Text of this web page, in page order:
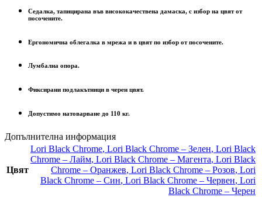
Седалка, тапицирана във висококачествена дамаска, с избор на цвят от
посочените.
Ергономична облегалка в мрежа и в цвят по избор от посочените.
Лумбална опора.
Фиксирани подлакътници в черен цвят.
Допустимо натоварване до 110 кг.
Допълнителна информация
Цвят
Lori Black Chrome, Lori Black Chrome – Зелен, Lori Black
Chrome – Лайм, Lori Black Chrome – Магента, Lori Black
Chrome – Оранжев, Lori Black Chrome – Розов, Lori
Black Chrome – Син, Lori Black Chrome – Червен, Lori
Black Chrome – Черен